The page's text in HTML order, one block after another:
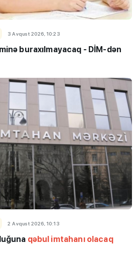
3 Avqust 2026, 10:23
buraxılmayacaq - DİM-dən
2 Avqust 2026, 10:13
qəbul imtahanı olacaq